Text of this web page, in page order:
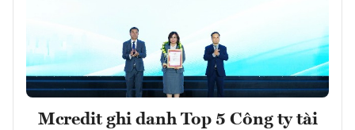
Mcredit ghi danh Top 5 Công ty tài